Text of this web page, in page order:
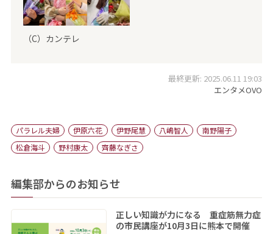
（C）カンテレ
最終更新: 2025.06.11 19:03
エンタメOVO
パラレル夫婦 伊原六花 伊野尾慧 八嶋智人
南野陽子
松倉海斗
野村康太 齊藤なぎさ
編集部からのお知らせ
正しい知識が力になる 重症筋無力症
の市民講座が10月3日に熊本で開催